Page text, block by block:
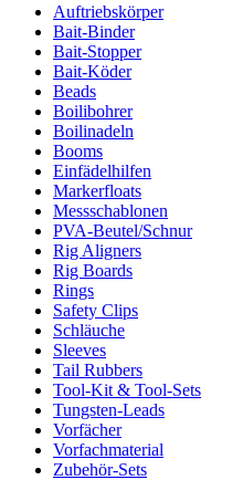
Auftriebskörper
Bait-Binder
Bait-Stopper
Bait-Köder
Beads
Boilibohrer
Boilinadeln
Booms
Einfädelhilfen
Markerfloats
Messschablonen
PVA-Beutel/Schnur
Rig Aligners
Rig Boards
Rings
Safety Clips
Schläuche
Sleeves
Tail Rubbers
Tool-Kit & Tool-Sets
Tungsten-Leads
Vorfächer
Vorfachmaterial
Zubehör-Sets